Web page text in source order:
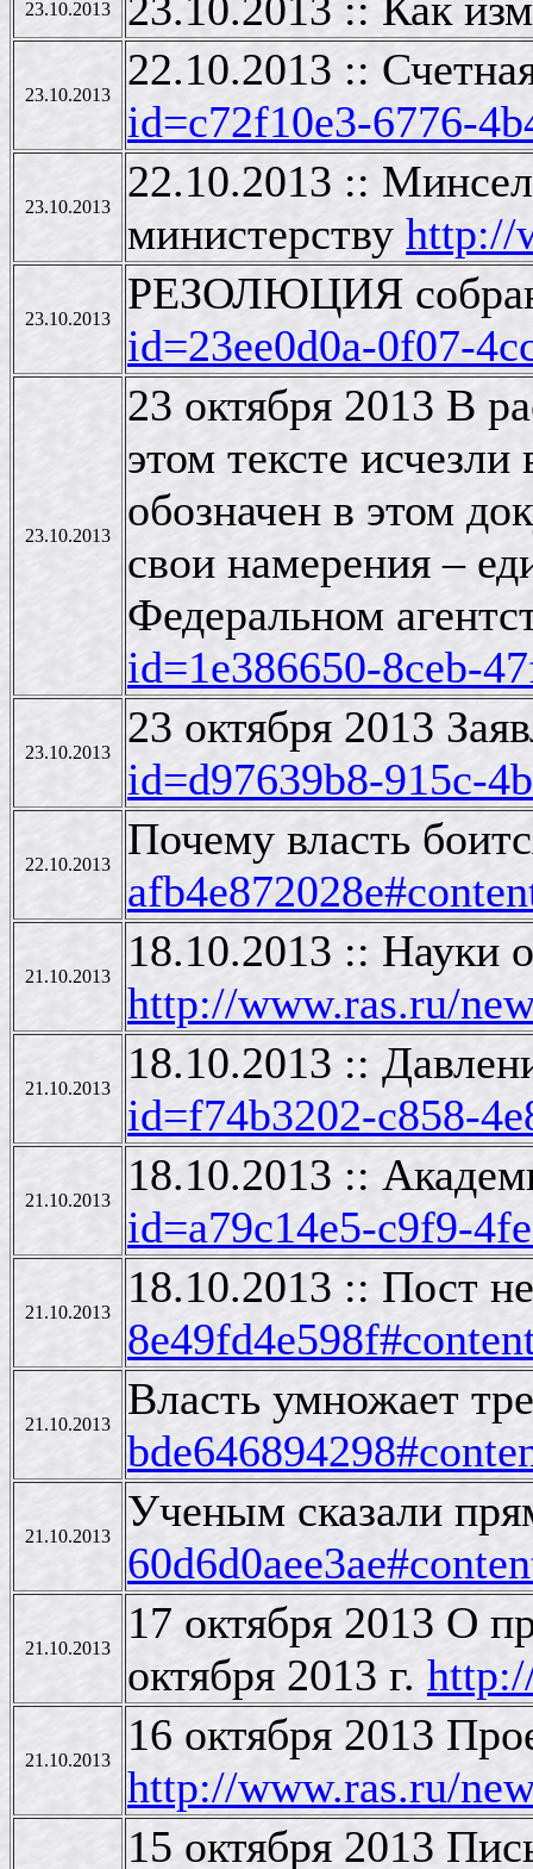
23.10.2013
23.10.2013
22.10.2013 ::
id=c72f10e3-6776-
23.10.2013
22.10.2013 ::
министерству http://
23.10.2013
РЕЗОЛЮЦИЯ
id=23ee0d0a-0f07-
23.10.2013
23 октября 2013 В
этом тексте
обозначен в этом
свои намерения –
Федеральном
id=1e386650-8ceb-
23.10.2013
23 октября 2013
id=d97639b8-915c-
22.10.2013
Почему власть
21.10.2013
18.10.2013 :: Науки
http://www.ras.ru/
21.10.2013
18.10.2013 ::
id=f74b3202-c858-
21.10.2013
18.10.2013 ::
id=a79c14e5-c9f9-
21.10.2013
18.10.2013 :: Пост
21.10.2013
Власть умножает
21.10.2013
Ученым сказали
21.10.2013
17 октября 2013 О
октября 2013 г.
21.10.2013
16 октября 2013
http://www.ras.ru/
15 октября 2013